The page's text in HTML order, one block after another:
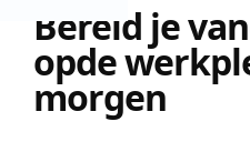
Bereid je
opde
morgen